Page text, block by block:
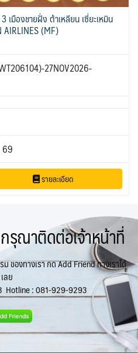
มืองชายฝั่ง ต้าเหลียน เซี่ยะเหมิน
AIRLINES (MF)
27NOV2026-
69
รายละเอียด
รุณาติดต่อเจ้าหน้าที่
ของทางเรา กด Add Friend ทางเราได้
เลย
Hotline :081-929-9293